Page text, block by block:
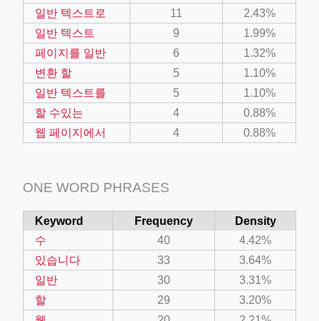
일반 텍스트로
11
2.43%
일반 텍스트
9
1.99%
페이지를 일반
6
1.32%
변환 할
5
1.10%
일반 텍스트를
5
1.10%
할 수있는
4
0.88%
웹 페이지에서
4 0.88%
ONE WORD PHRASES
Keyword Frequency
Density
수
40
4.42%
있습니다
33
3.64%
일반
30
3.31%
할
29
3.20%